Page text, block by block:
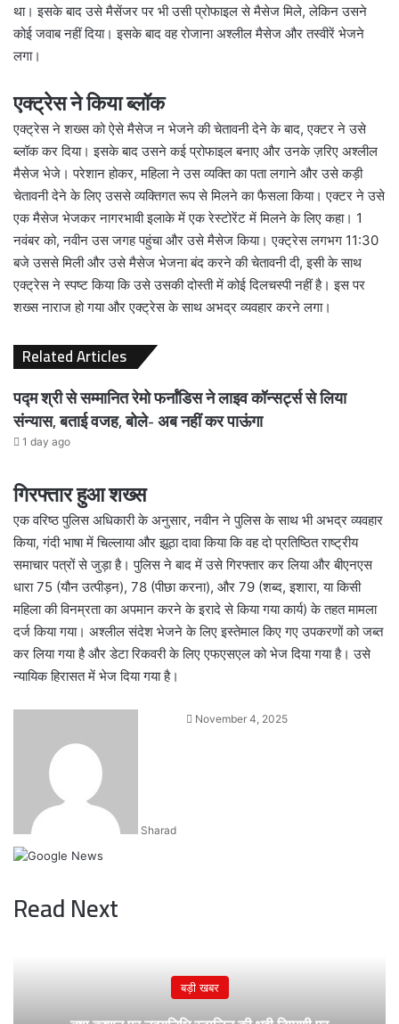
था। इसके बाद उसे मैसेंजर पर भी उसी प्रोफाइल से मैसेज मिले, लेकिन उसने
कोई जवाब नहीं दिया। इसके बाद वह रोजाना अश्लील मैसेज और तस्वीरें भेजने
लगा।
एक्ट्रेस ने किया ब्लॉक
एक्ट्रेस ने शख्स को ऐसे मैसेज न भेजने की चेतावनी देने के बाद, एक्टर ने उसे
ब्लॉक कर दिया। इसके बाद उसने कई प्रोफाइल बनाए और उनके ज़रिए अश्लील
मैसेज भेजे। परेशान होकर, महिला ने उस व्यक्ति का पता लगाने और उसे कड़ी
चेतावनी देने के लिए उससे व्यक्तिगत रूप से मिलने का फैसला किया। एक्टर ने उसे
एक मैसेज भेजकर नागरभावी इलाके में एक रेस्टोरेंट में मिलने के लिए कहा। 1
नवंबर को, नवीन उस जगह पहुंचा और उसे मैसेज किया। एक्ट्रेस लगभग 11:30
बजे उससे मिली और उसे मैसेज भेजना बंद करने की चेतावनी दी, इसी के साथ
एक्ट्रेस ने स्पष्ट किया कि उसे उसकी दोस्ती में कोई दिलचस्पी नहीं है। इस पर
शख्स नाराज हो गया और एक्ट्रेस के साथ अभद्र व्यवहार करने लगा।
Related Articles
पद्म श्री से सम्मानित रेमो फर्नांडिस ने लाइव कॉन्सर्ट्स से लिया
संन्यास, बताई वजह, बोले- अब नहीं कर पाऊंगा
1 day ago
गिरफ्तार हुआ शख्स
एक वरिष्ठ पुलिस अधिकारी के अनुसार, नवीन ने पुलिस के साथ भी अभद्र व्यवहार
किया, गंदी भाषा में चिल्लाया और झूठा दावा किया कि वह दो प्रतिष्ठित राष्ट्रीय
समाचार पत्रों से जुड़ा है। पुलिस ने बाद में उसे गिरफ्तार कर लिया और बीएनएस
धारा 75 (यौन उत्पीड़न), 78 (पीछा करना), और 79 (शब्द, इशारा, या किसी
महिला की विनम्रता का अपमान करने के इरादे से किया गया कार्य) के तहत मामला
दर्ज किया गया। अश्लील संदेश भेजने के लिए इस्तेमाल किए गए उपकरणों को जब्त
कर लिया गया है और डेटा रिकवरी के लिए एफएसएल को भेज दिया गया है। उसे
न्यायिक हिरासत में भेज दिया गया है।
Sharad
SendNovember 4, 2025
Read Next
बड़ी खबर